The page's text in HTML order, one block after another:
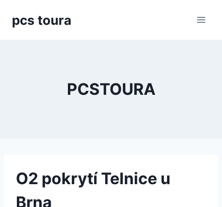
pcs toura
PCSTOURA
O2 pokrytí Telnice u
Brna